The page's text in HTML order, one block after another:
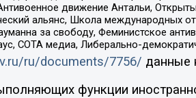
движение Антальи,
альянс, Школа международных
за свободу, Феминистское
СОТА медиа, Либерально-
ru/documents/7756/ данные
функции